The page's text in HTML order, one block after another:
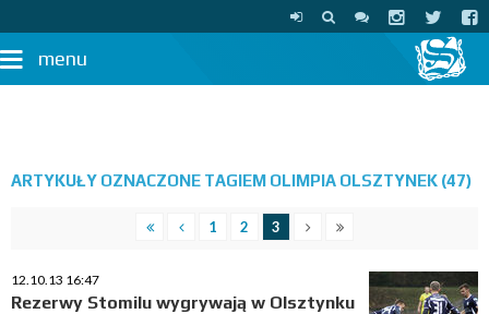
menu
ARTYKUŁY OZNACZONE TAGIEM OLIMPIA OLSZTYNEK (47)
1 2 3
12.10.13 16:47
Rezerwy Stomilu wygrywają w Olsztynku